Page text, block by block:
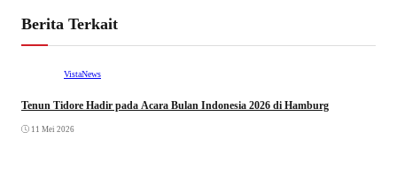
Berita Terkait
VistaNews
Tenun Tidore Hadir pada Acara Bulan Indonesia 2026 di Hamburg
11 Mei 2026